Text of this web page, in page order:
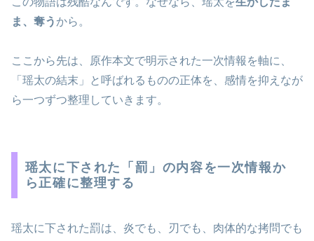
ま、奪うから。
ここから先は、原作本文で明示された一次情報を軸に、
「瑶太の結末」と呼ばれるものの正体を、感情を抑えなが
ら一つずつ整理していきます。
瑶太に下された「罰」の内容を一次情報か
ら正確に整理する
瑶太に下された罰は、炎でも、刃でも、肉体的な拷問でも